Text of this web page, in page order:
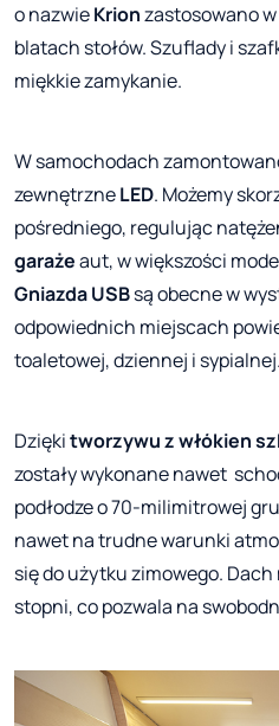
o nazwieKrionzastosowano
blatach stołów. Szuflady i
miękkie zamykanie.
W samochodach
zewnętrzneLED. Możemy
pośredniego, regulując
garażeaut, w większości
Gniazda USBsą obecne w
odpowiednich miejscach
toaletowej, dziennej i sypialnej.
Dziękitworzywu z włókien
zostały wykonane nawet
podłodze o 70-milimitrowej
nawet na trudne warunki
się do użytku zimowego.
stopni, co pozwala na